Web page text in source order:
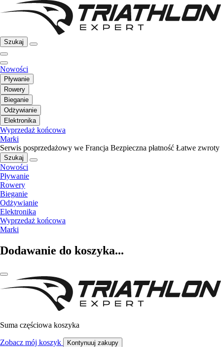
Szukaj
Nowości
Pływanie
Rowery
Bieganie
Odżywianie
Elektronika
Wyprzedaż końcowa
Marki
Serwis posprzedażowy we Francja Bezpieczna płatność Łatwe zwroty
Szukaj
Nowości
Pływanie
Rowery
Bieganie
Odżywianie
Elektronika
Wyprzedaż końcowa
Marki
Dodawanie do koszyka...
Suma częściowa koszyka
Zobacz mój koszyk Kontynuuj zakupy